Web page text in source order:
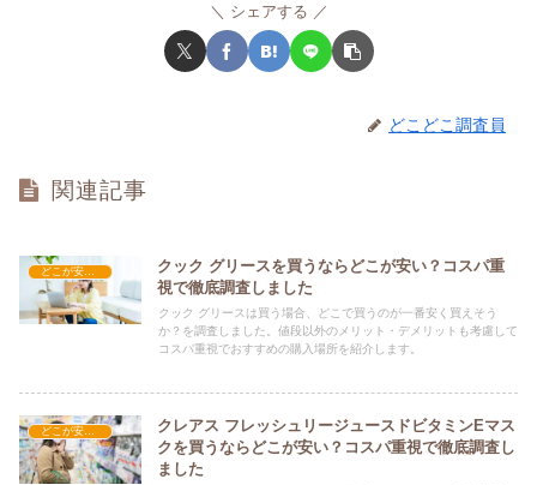
シェアする
どこどこ調査員
関連記事
クック グリースを買うならどこが安い？コスパ重
視で徹底調査しました
クック グリースは買う場合、どこで買うのが一番安く買えそう
か？を調査しました。値段以外のメリット・デメリットも考慮して
コスパ重視でおすすめの購入場所を紹介します。
クレアス フレッシュリージュースドビタミンEマス
クを買うならどこが安い？コスパ重視で徹底調査し
ました